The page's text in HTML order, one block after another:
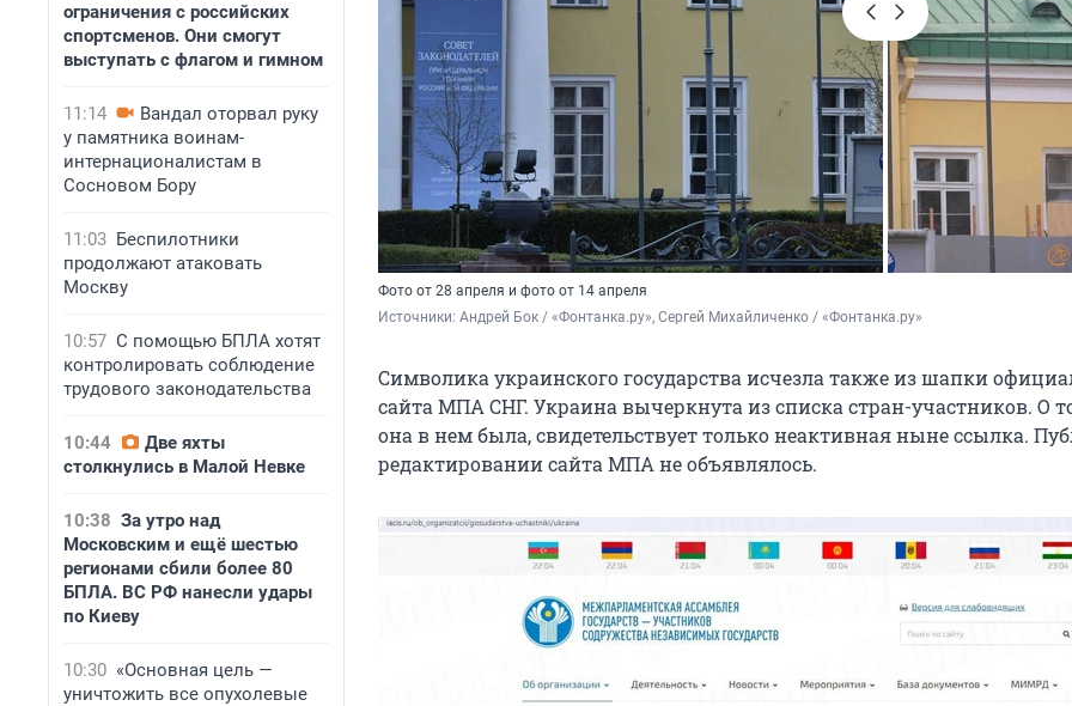
ограничения с российских
спортсменов. Они смогут
выступать с флагом и гимном
11:14
Вандал оторвал руку
у памятника воинам-
интернационалистам в
Сосновом Бору
11:03 Беспилотники
продолжают атаковать
Москву
10:57 С помощью БПЛА хотят
контролировать соблюдение
трудового законодательства
10:44
Две яхты
столкнулись в Малой Невке
10:38 За утро над
Московским и ещё шестью
регионами сбили более 80
БПЛА. ВС РФ нанесли удары
по Киеву
10:30 «Основная цель —
уничтожить все опухолевые
Фото от 28 апреля и фото от 14 апреля
Источники: Андрей Бок / «Фонтанка.ру», Сергей Михайличенко / «Фонтанка.ру»
Символика украинского государства исчезла также из шапки
сайта МПА СНГ. Украина вычеркнута из списка стран-участников. О
она в нем была, свидетельствует только неактивная ныне ссылка.
редактировании сайта МПА не объявлялось.